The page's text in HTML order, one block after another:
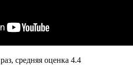
раз, средняя оценка 4.4